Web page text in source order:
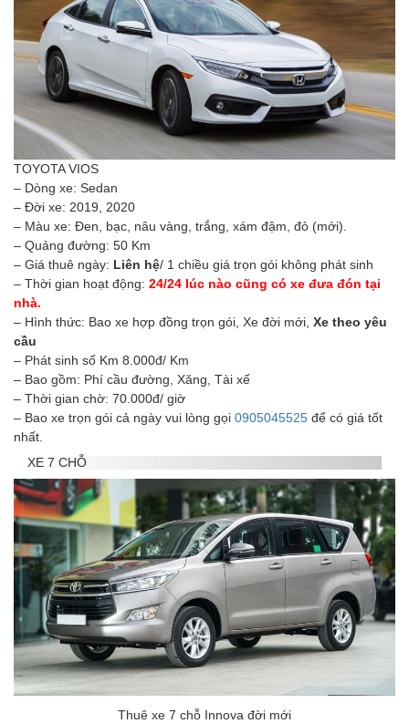
TOYOTA VIOS
– Dòng xe: Sedan
– Đời xe: 2019, 2020
– Màu xe: Đen, bạc, nâu vàng, trắng, xám đậm, đỏ (mới).
– Quảng đường: 50 Km
– Giá thuê ngày: Liên hệ/ 1 chiều giá trọn gói không phát sinh
– Thời gian hoạt động: 24/24 lúc nào cũng có xe đưa đón tại
nhà.
– Hình thức: Bao xe hợp đồng trọn gói, Xe đời mới, Xe theo yêu
cầu
– Phát sinh số Km 8.000đ/ Km
– Bao gồm: Phí cầu đường, Xăng, Tài xế
– Thời gian chờ: 70.000đ/ giờ
– Bao xe trọn gói cả ngày vui lòng gọi 0905045525 để có giá tốt
nhất.
XE 7 CHỖ
Thuê xe 7 chỗ Innova đời mới